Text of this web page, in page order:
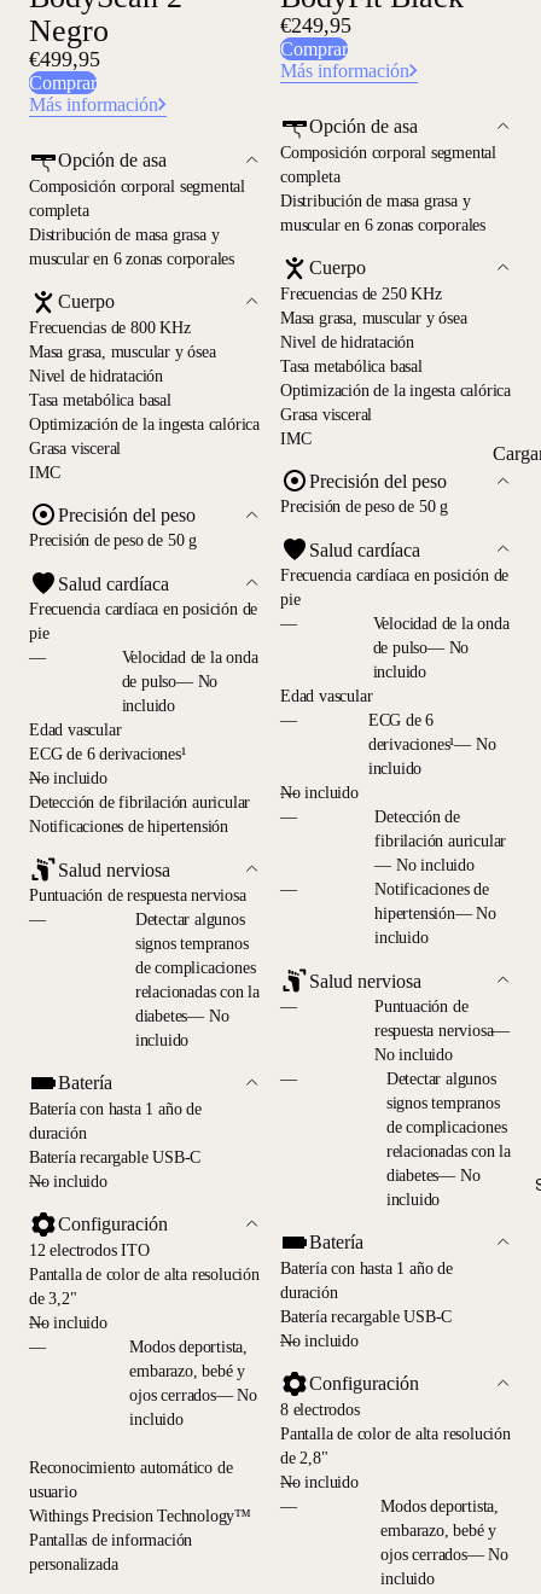
Negro
€499,95
Comprar
Más información
Opción de asa
Composición corporal segmental
completa
Distribución de masa grasa y
muscular en 6 zonas corporales
Cuerpo
Frecuencias de 800 KHz
Masa grasa, muscular y ósea
Nivel de hidratación
Tasa metabólica basal
Optimización de la ingesta calórica
Grasa visceral
IMC
Precisión del peso
Precisión de peso de 50 g
Salud cardíaca
Frecuencia cardíaca en posición de
pie
—
Velocidad de la onda
de pulso— No
incluido
Edad vascular
ECG de 6 derivaciones¹
—
No incluido
Detección de fibrilación auricular
Notificaciones de hipertensión
Salud nerviosa
Puntuación de respuesta nerviosa
—
Detectar algunos
signos tempranos
de complicaciones
relacionadas con la
diabetes— No
incluido
Batería
Batería con hasta 1 año de
duración
Batería recargable USB-C
—
No incluido
Configuración
12 electrodos ITO
Pantalla de color de alta resolución
de 3,2"
—
No incluido
—
Modos deportista,
embarazo, bebé y
ojos cerrados— No
incluido
Reconocimiento automático de
usuario
Withings Precision Technology™
Pantallas de información
personalizada
€249,95
Comprar
Más información
Opción de asa
Composición corporal segmental
completa
Distribución de masa grasa y
muscular en 6 zonas corporales
Cuerpo
Frecuencias de 250 KHz
Masa grasa, muscular y ósea
Nivel de hidratación
Tasa metabólica basal
Optimización de la ingesta calórica
Grasa visceral
IMC
Precisión del peso
Precisión de peso de 50 g
Salud cardíaca
Frecuencia cardíaca en posición de
pie
—
Velocidad de la onda
de pulso— No
incluido
Edad vascular
—
ECG de 6
derivaciones¹— No
incluido
—
No incluido
—
Detección de
fibrilación auricular
— No incluido
—
Notificaciones de
hipertensión— No
incluido
Salud nerviosa
—
Puntuación de
respuesta nerviosa—
No incluido
—
Detectar algunos
signos tempranos
de complicaciones
relacionadas con la
diabetes— No
incluido
Batería
Batería con hasta 1 año de
duración
Batería recargable USB-C
—
No incluido
Configuración
8 electrodos
Pantalla de color de alta resolución
de 2,8"
—
No incluido
—
Modos deportista,
embarazo, bebé y
ojos cerrados— No
incluido